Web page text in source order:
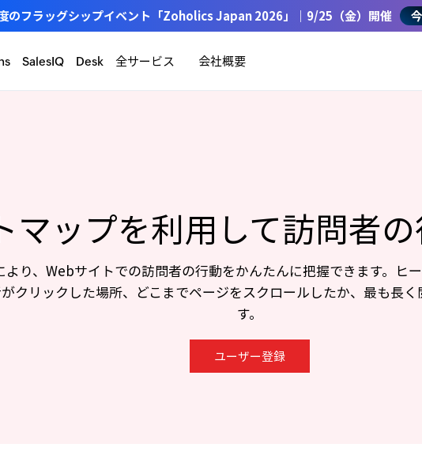
のフラッグシップイベント「Zoholics Japan 2026」｜9/25（金）開催
SalesIQ Desk 全サービス 会社概要
マップを利用して訪問者
より、Webサイトでの訪問者の行動をかんたんに把握できます。ヒ
クリックした場所、どこまでページをスクロールしたか、最も長
す。
ユーザー登録